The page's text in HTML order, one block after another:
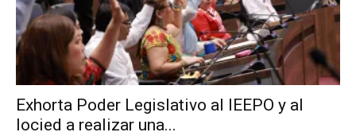
Exhorta Poder Legislativo al IEEPO y al
Iocied a realizar una...